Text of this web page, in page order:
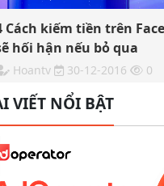
Cách kiếm tiền trên
hối hận nếu bỏ qua
Hoantv 30-12-2016 0
VIẾT NỔI BẬT